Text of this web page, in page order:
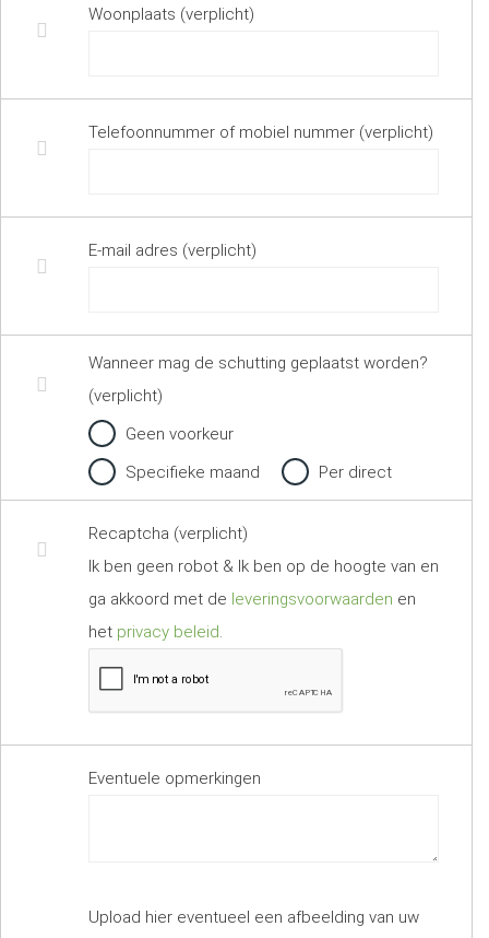
Woonplaats (verplicht)
Telefoonnummer of mobiel nummer (verplicht)
E-mail adres (verplicht)
Wanneer mag de schutting geplaatst worden?
(verplicht)
Geen voorkeur
Specifieke maand
Per direct
Recaptcha (verplicht)
Ik ben geen robot & Ik ben op de hoogte van en
ga akkoord met de leveringsvoorwaarden en
het privacy beleid.
Eventuele opmerkingen
Upload hier eventueel een afbeelding van uw